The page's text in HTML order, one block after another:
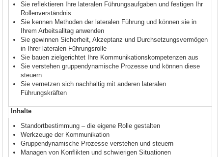
Sie reflektieren Ihre lateralen Führungsaufgaben und festigen Ihr
Rollenverständnis
Sie kennen Methoden der lateralen Führung und können sie in
Ihrem Arbeitsalltag anwenden
Sie gewinnen Sicherheit, Akzeptanz und Durchsetzungsvermögen
in Ihrer lateralen Führungsrolle
Sie bauen zielgerichtet Ihre Kommunikationskompetenzen aus
Sie verstehen gruppendynamische Prozesse und können diese
steuern
Sie vernetzen sich nachhaltig mit anderen lateralen
Führungskräften
Inhalte
Standortbestimmung – die eigene Rolle gestalten
Werkzeuge der Kommunikation
Gruppendynamische Prozesse verstehen und steuern
Managen von Konflikten und schwierigen Situationen